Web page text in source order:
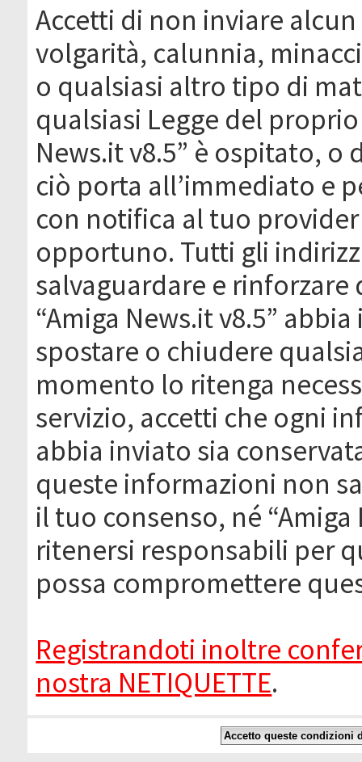
Accetti di non inviare
volgarità, calunnia,
o qualsiasi altro tipo di
qualsiasi Legge del
News.it v8.5” è ospitato, o
ciò porta all’immediato e
con notifica al tuo
opportuno. Tutti gli
salvaguardare e
“Amiga News.it v8.5”
spostare o chiudere
momento lo ritenga
servizio, accetti che ogni
abbia inviato sia
queste informazioni non
il tuo consenso, né
ritenersi responsabili per
possa compromettere
Registrandoti inoltre
nostra NETIQUETTE.